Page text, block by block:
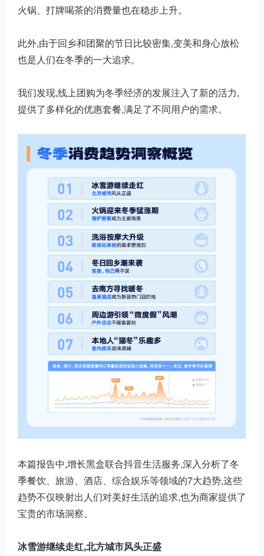
火锅、打牌喝茶的消费量也在稳步上升。
此外,由于回乡和团聚的节日比较密集,变美和身心放松
也是人们在冬季的一大追求。
我们发现,线上团购为冬季经济的发展注入了新的活力,
提供了多样化的优惠套餐,满足了不同用户的需求。
本篇报告中,增长黑盒联合抖音生活服务,深入分析了冬
季餐饮、旅游、酒店、综合娱乐等领域的7大趋势,这些
趋势不仅映射出人们对美好生活的追求,也为商家提供了
宝贵的市场洞察。
冰雪游继续走红,北方城市风头正盛